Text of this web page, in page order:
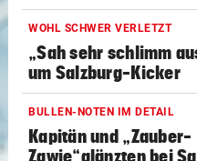
WOHL SCHWER VERLETZT
„Sah sehr schlimm
um Salzburg-Kicker
BULLEN-NOTEN IM DETAIL
Kapitän und „Zauber-
Zawie“glänzten bei